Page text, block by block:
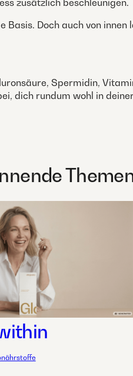
zusätzlich beschleunigen.
Doch auch von
Spermidin,
dich rundum wohl in